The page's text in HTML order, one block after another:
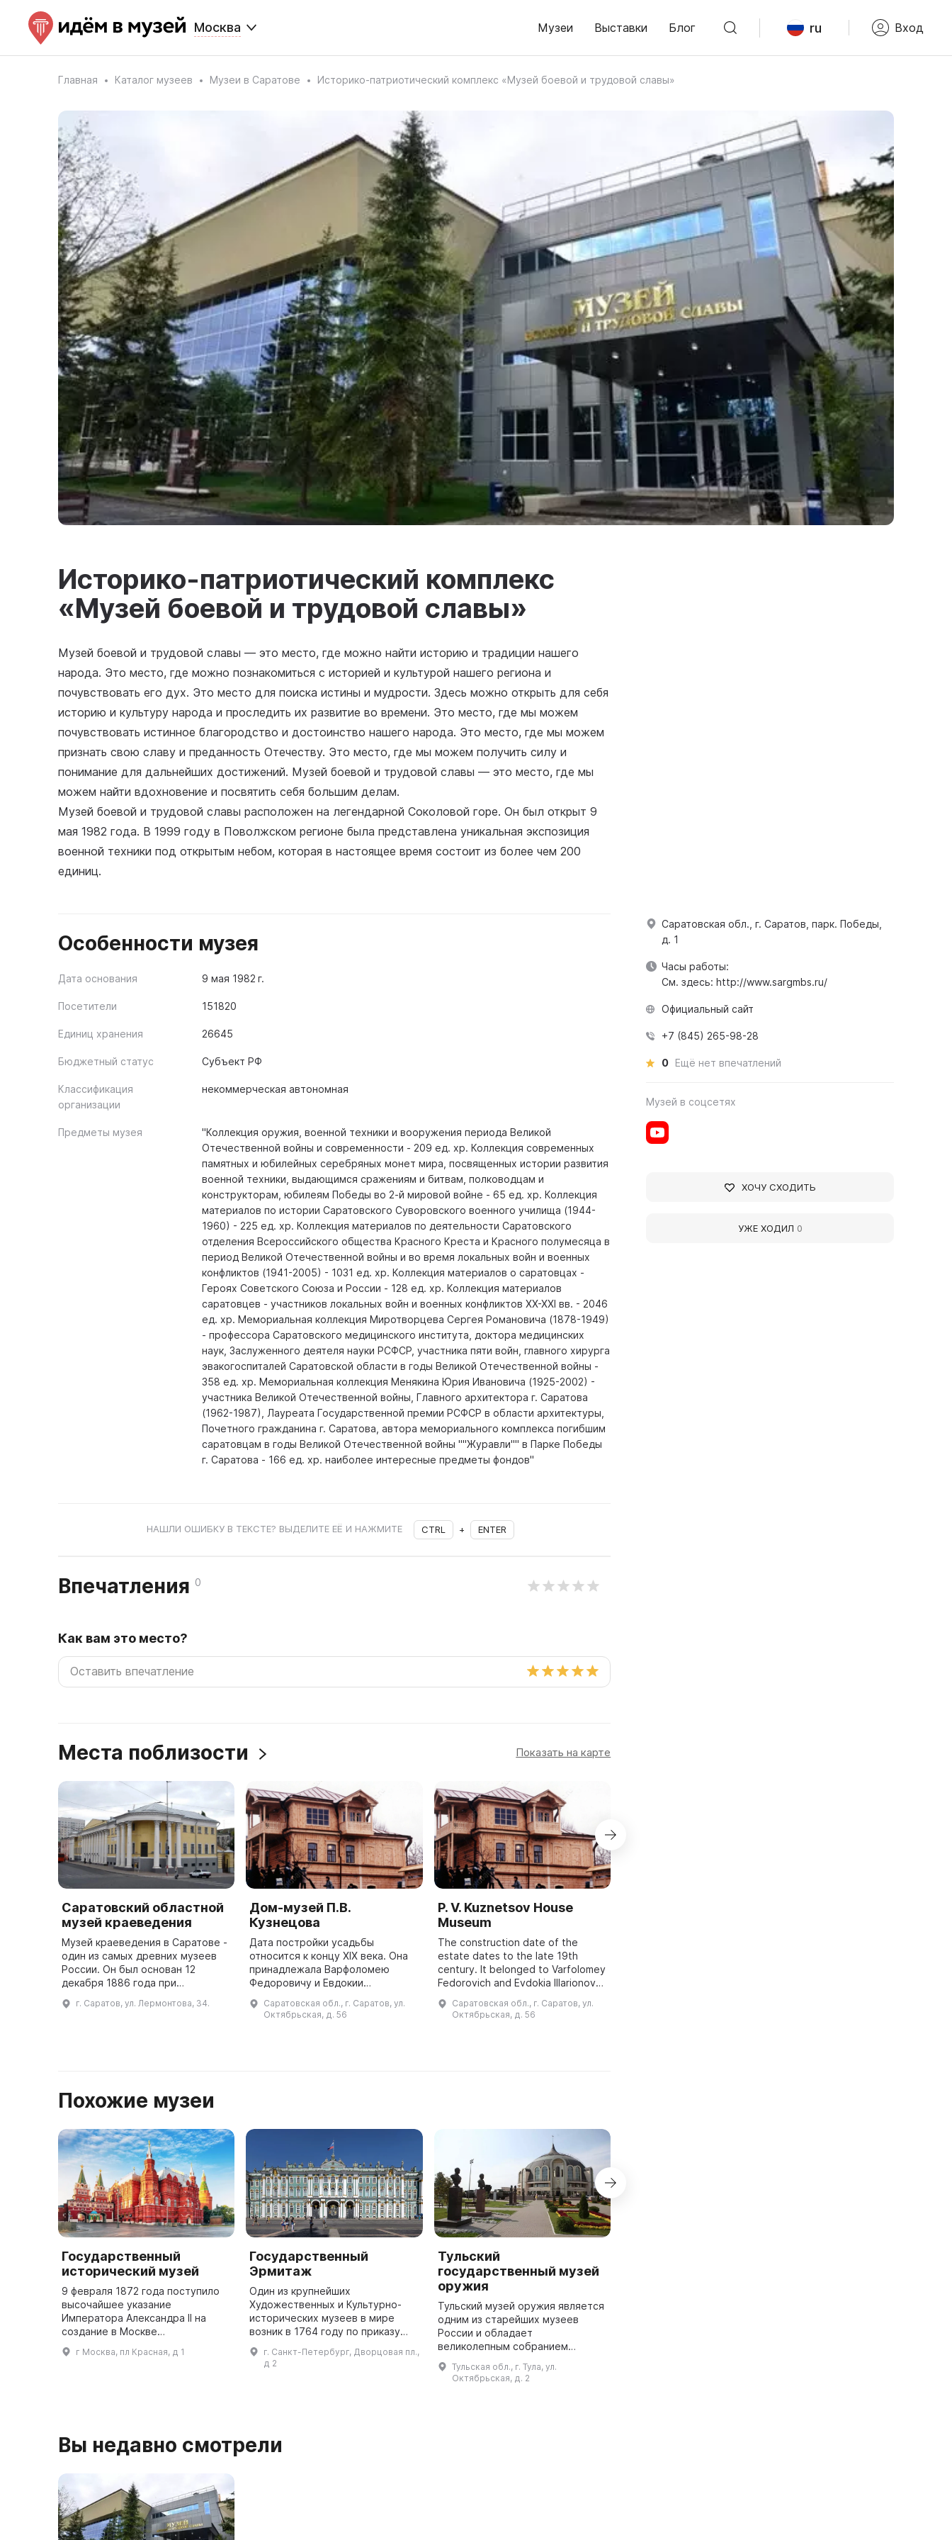
Москва Музеи Выставки Блог ru Вход
Главная Каталог музеев Музеи в Саратове Историко-патриотический комплекс «Музей боевой и трудовой славы»
Историко-патриотический комплекс
«Музей боевой и трудовой славы»
Музей боевой и трудовой славы — это место, где можно найти историю и традиции нашего
народа. Это место, где можно познакомиться с историей и культурой нашего региона и
почувствовать его дух. Это место для поиска истины и мудрости. Здесь можно открыть для себя
историю и культуру народа и проследить их развитие во времени. Это место, где мы можем
почувствовать истинное благородство и достоинство нашего народа. Это место, где мы можем
признать свою славу и преданность Отечеству. Это место, где мы можем получить силу и
понимание для дальнейших достижений. Музей боевой и трудовой славы — это место, где мы
можем найти вдохновение и посвятить себя большим делам.
Музей боевой и трудовой славы расположен на легендарной Соколовой горе. Он был открыт 9
мая 1982 года. В 1999 году в Поволжском регионе была представлена уникальная экспозиция
военной техники под открытым небом, которая в настоящее время состоит из более чем 200
единиц.
Особенности музея
Дата основания 9 мая 1982 г.
Посетители 151820
Единиц хранения 26645
Бюджетный статус Субъект РФ
Классификация
организации
некоммерческая автономная
Предметы музея
"Коллекция оружия, военной техники и вооружения периода Великой
Отечественной войны и современности - 209 ед. хр. Коллекция современных
памятных и юбилейных серебряных монет мира, посвященных истории развития
военной техники, выдающимся сражениям и битвам, полководцам и
конструкторам, юбилеям Победы во 2-й мировой войне - 65 ед. хр. Коллекция
материалов по истории Саратовского Суворовского военного училища (1944-
1960) - 225 ед. хр. Коллекция материалов по деятельности Саратовского
отделения Всероссийского общества Красного Креста и Красного полумесяца в
период Великой Отечественной войны и во время локальных войн и военных
конфликтов (1941-2005) - 1031 ед. хр. Коллекция материалов о саратовцах -
Героях Советского Союза и России - 128 ед. хр. Коллекция материалов
саратовцев - участников локальных войн и военных конфликтов XX-XXI вв. - 2046
ед. хр. Мемориальная коллекция Миротворцева Сергея Романовича (1878-1949)
- профессора Саратовского медицинского института, доктора медицинских
наук, Заслуженного деятеля науки РСФСР, участника пяти войн, главного хирурга
эвакогоспиталей Саратовской области в годы Великой Отечественной войны -
358 ед. хр. Мемориальная коллекция Менякина Юрия Ивановича (1925-2002) -
участника Великой Отечественной войны, Главного архитектора г. Саратова
(1962-1987), Лауреата Государственной премии РСФСР в области архитектуры,
Почетного гражданина г. Саратова, автора мемориального комплекса погибшим
саратовцам в годы Великой Отечественной войны ""Журавли"" в Парке Победы
г. Саратова - 166 ед. хр. наиболее интересные предметы фондов"
НАШЛИ ОШИБКУ В ТЕКСТЕ? ВЫДЕЛИТЕ ЕЁ И НАЖМИТЕ CTRL + ENTER
Впечатления 0
Как вам это место?
Места поблизости Показать на карте
Саратовский областной
музей краеведения
Музей краеведения в Саратове -
один из самых древних музеев
России. Он был основан 12
декабря 1886 года при
комиссии. Уже к 1889 году в
г. Саратов, ул. Лермонтова, 34.
Дом-музей П.В.
Кузнецова
Дата постройки усадьбы
относится к концу XIX века. Она
принадлежала Варфоломею
Федоровичу и Евдокии
родителям П. В. Кузнецова. В
конце XX века постройка была
Саратовская обл., г. Саратов, ул.
Октябрьская, д. 56
P. V. Kuznetsov House
Museum
The construction date of the
estate dates to the late 19th
century. It belonged to Varfolomey
Fedorovich and Evdokia Illarionovna
Kuznetsov. By the end of the 20th
Саратовская обл., г. Саратов, ул.
Октябрьская, д. 56
Похожие музеи
Государственный
исторический музей
9 февраля 1872 года поступило
высочайшее указание
Императора Александра II на
создание в Москве
Исторического музея имени
Цесаревича Александра
г Москва, пл Красная, д 1
Государственный
Эрмитаж
Один из крупнейших
Художественных и Культурно-
исторических музеев в мире
возник в 1764 году по приказу
императрицы Екатерины II, как
частное собрание. Музей был
открыт для посещения в 1852
г. Санкт-Петербург, Дворцовая пл.,
д 2
Тульский
государственный музей
оружия
Тульский музей оружия является
одним из старейших музеев
России и обладает
великолепным собранием
огнестрельного и холодного
оружия отечественного и
зарубежного производства. Он
Тульская обл., г. Тула, ул.
Октябрьская, д. 2
Вы недавно смотрели
Саратовская обл., г. Саратов, парк. Победы,
д. 1
Часы работы:
См. здесь: http://www.sargmbs.ru/
Официальный сайт
+7 (845) 265-98-28
0 Ещё нет впечатлений
Музей в соцсетях
ХОЧУ СХОДИТЬ
УЖЕ ХОДИЛ 0